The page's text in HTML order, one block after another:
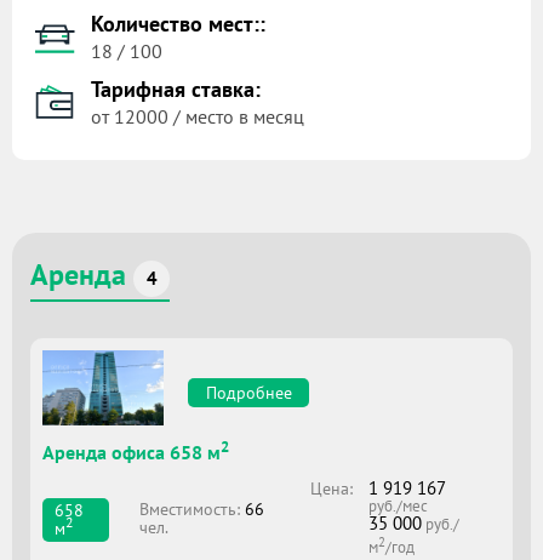
Количество мест::
18 / 100
Тарифная ставка:
от 12000 / место в месяц
Аренда 4
Подробнее
Аренда офиса 658 м2
658
м2
Вместимоcть:66
чел.
Цена: 1 919 167
руб./мес
35 000руб./
м2/год